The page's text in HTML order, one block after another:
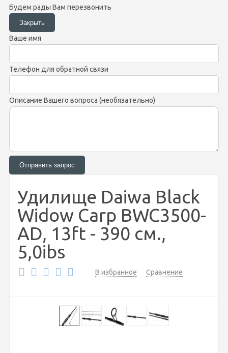
Будем рады Вам перезвонить
Ваше имя
Телефон для обратной связи
Описание Вашего вопроса (необязательно)
Удилище Daiwa Black
Widow Carp BWC3500-
AD, 13ft - 390 см.,
5,0ibs
В избранное Сравнение